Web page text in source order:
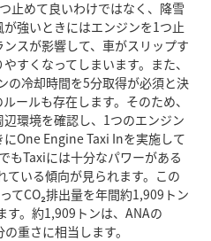
止めて良いわけではなく、降雪
強いときにはエンジンを1つ止
スが影響して、車がスリップす
すくなってしまいます。また、
の冷却時間を5分取得が必須と決
ールも存在します。そのため、
環境を確認し、1つのエンジン
One Engine Taxi Inを実施して
もTaxiには十分なパワーがある
ている傾向が見られます。この
てCO₂排出量を年間約1,909トン
す。約1,909トンは、ANAの
重さに相当します。